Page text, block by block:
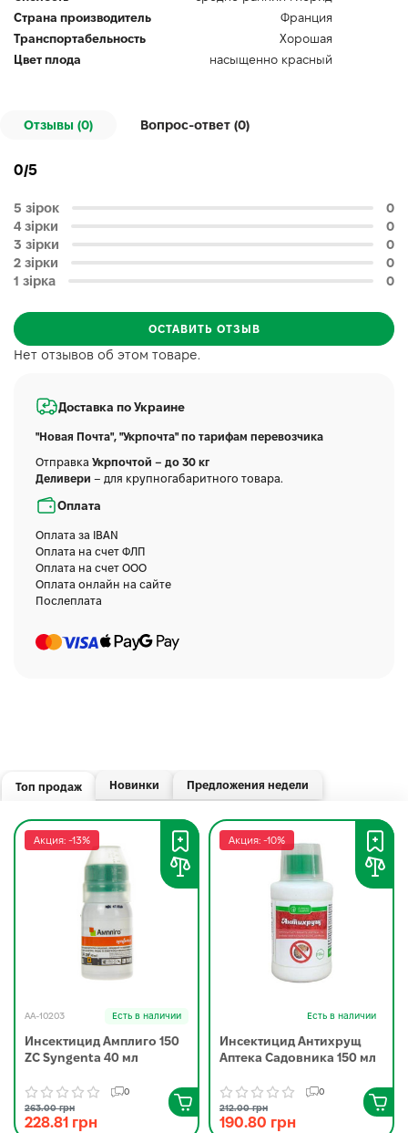
Страна производитель
Франция
Транспортабельность
Хорошая
Цвет плода
насыщенно красный
Отзывы (0) Вопрос-ответ (0)
Нет отзывов об этом товаре.
0/5
5 зірок
0
4 зірки
0
3 зірки
0
2 зірки
0
1 зірка
0
ОСТАВИТЬ ОТЗЫВ
Доставка по Украине
"Новая Почта", "Укрпочта" по тарифам перевозчика
Отправка Укрпочтой – до 30 кг
Деливери – для крупногабаритного товара.
Оплата
Оплата за IBAN
Оплата на счет ФЛП
Оплата на счет ООО
Оплата онлайн на сайте
Послеплата
Топ продаж Новинки Предложения недели
Акция: -13%
AA-10203 Есть в наличии
Инсектицид Амплиго 150
ZC Syngenta 40 мл
0
263.00 грн
228.81 грн
Акция: -10%
Есть в наличии
Инсектицид Антихрущ
Аптека Садовника 150 мл
0
212.00 грн
190.80 грн